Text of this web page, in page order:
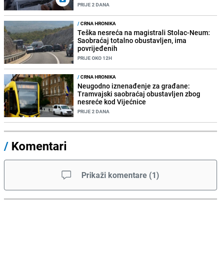
PRIJE 2 DANA
/CRNA HRONIKA
Teška nesreća na magistrali Stolac-Neum:
Saobraćaj totalno obustavljen, ima
povrijeđenih
PRIJE OKO 12H
/CRNA HRONIKA
Neugodno iznenađenje za građane:
Tramvajski saobraćaj obustavljen zbog
nesreće kod Vijećnice
PRIJE 2 DANA
/ Komentari
Prikaži komentare (1)